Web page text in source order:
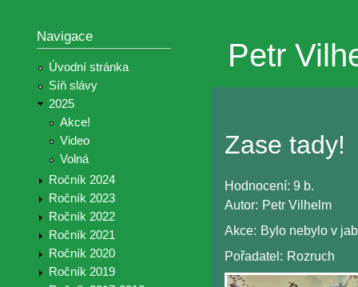
Navigace
Úvodní stránka
Síň slávy
2025
Akce!
Video
Volná
Ročník 2024
Ročník 2023
Ročník 2022
Ročník 2021
Ročník 2020
Ročník 2019
Petr
Zase tady!
Hodnocení: 9 b.
Autor: Petr Vilhelm
Akce: Bylo nebylo v
Pořadatel: Rozruch